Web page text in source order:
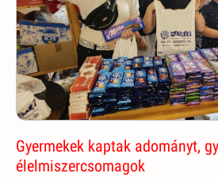
Gyermekek kaptak adományt,
élelmiszercsomagok